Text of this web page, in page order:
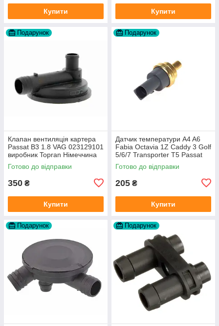
Купити Купити
Подарунок
Клапан вентиляція картера
Passat B3 1.8 VAG 023129101
виробник Topran Німеччина
Готово до відправки
350 ₴
Купити
Подарунок
Датчик температури A4 A6
Fabia Octavia 1Z Caddy 3 Golf
5/6/7 Transporter T5 Passat
B6 (колір сірий)
Готово до відправки
205 ₴
Купити
Подарунок Подарунок